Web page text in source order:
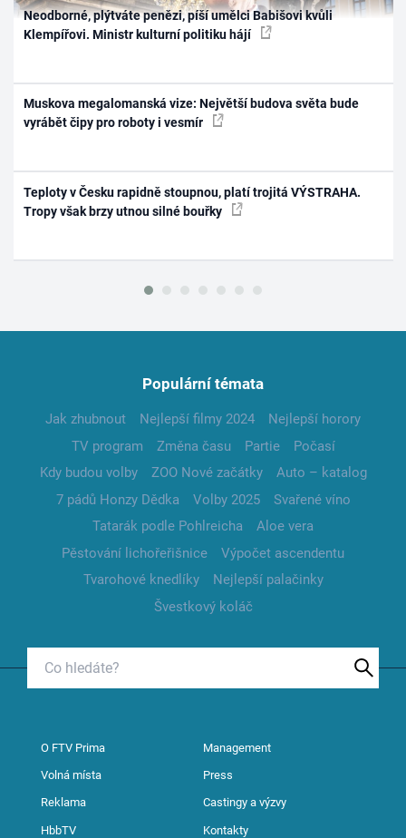
Neodborné, plýtváte penězi, píší umělci Babišovi kvůli
Klempířovi. Ministr kulturní politiku hájí
Muskova megalomanská vize: Největší budova světa bude
vyrábět čipy pro roboty i vesmír
Teploty v Česku rapidně stoupnou, platí trojitá VÝSTRAHA.
Tropy však brzy utnou silné bouřky
Populární témata
Jak zhubnout Nejlepší filmy 2024
Nejlepší horory
TV program
Změna času Partie
Počasí
Kdy budou volby
ZOO Nové začátky
Auto – katalog
7 pádů Honzy Dědka
Volby 2025
Svařené víno
Tatarák podle Pohlreicha
Aloe vera
Pěstování lichořeřišnice
Výpočet ascendentu
Tvarohové knedlíky
Nejlepší palačinky
Švestkový koláč
O FTV Prima Management
Volná místa Press
Reklama Castingy a výzvy
HbbTV Kontakty